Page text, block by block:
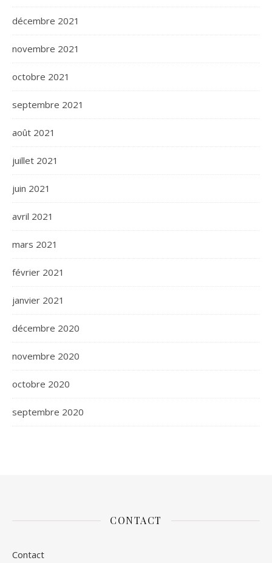
décembre 2021
novembre 2021
octobre 2021
septembre 2021
août 2021
juillet 2021
juin 2021
avril 2021
mars 2021
février 2021
janvier 2021
décembre 2020
novembre 2020
octobre 2020
septembre 2020
CONTACT
Contact